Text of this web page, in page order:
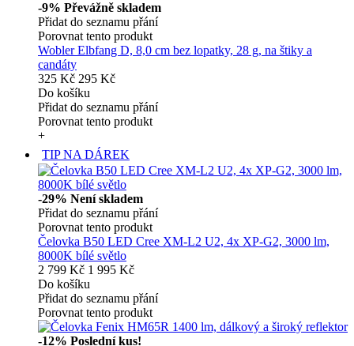
-9% Převážně skladem
Přidat do seznamu přání
Porovnat tento produkt
Wobler Elbfang D, 8,0 cm bez lopatky, 28 g, na štiky a
candáty
325 Kč 295 Kč
Do košíku
Přidat do seznamu přání
Porovnat tento produkt
+
TIP NA DÁREK
-29% Není skladem
Přidat do seznamu přání
Porovnat tento produkt
Čelovka B50 LED Cree XM-L2 U2, 4x XP-G2, 3000 lm,
8000K bílé světlo
2 799 Kč 1 995 Kč
Do košíku
Přidat do seznamu přání
Porovnat tento produkt
-12% Poslední kus!